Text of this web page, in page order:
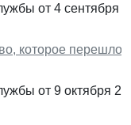
от 4 сентября
которое перешло в
от 9 октября